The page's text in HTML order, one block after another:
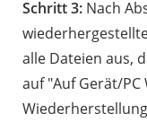
Schritt 3: Nach
alle Dateien aus,
auf "Auf Gerät/